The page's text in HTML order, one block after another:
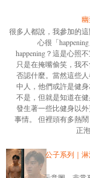
很多人都說，我參加的
心很「
happening？這是心照
只是在掩嘴偷笑，我
否認什麼。當然這些
中人，他們或許是健
不是，但就是知道在
發生著一些比健身以
事情。 但裡頭有多熱
正
公子系列｜